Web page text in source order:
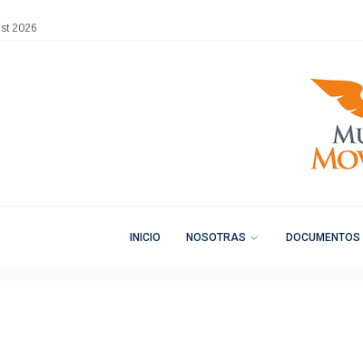
2026
INICIO NOSOTRAS DOCUMENTOS